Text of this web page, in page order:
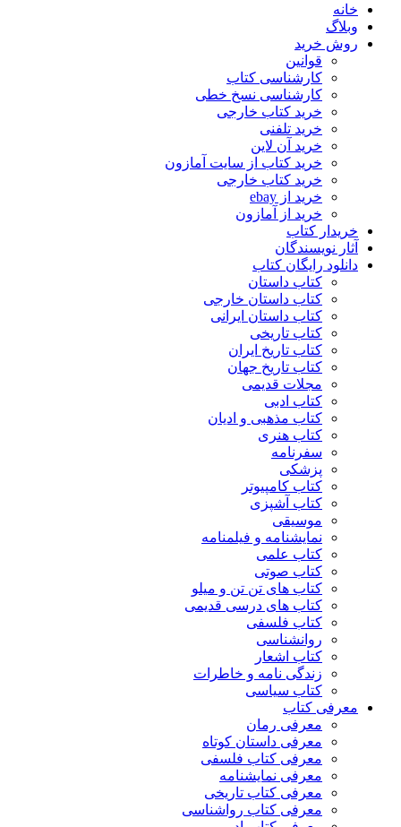
خانه
وبلاگ
روش خرید
قوانین
کارشناسی کتاب
کارشناسی نسخ خطی
خرید کتاب خارجی
خرید تلفنی
خرید آن لاین
خرید کتاب از سایت آمازون
خرید کتاب خارجی
خرید از ebay
خرید از آمازون
خریدار کتاب
آثار نویسندگان
دانلود رایگان کتاب
کتاب داستان
کتاب داستان خارجی
کتاب داستان ایرانی
کتاب تاریخی
کتاب تاریخ ایران
کتاب تاریخ جهان
مجلات قدیمی
کتاب ادبی
کتاب مذهبی و ادیان
کتاب هنری
سفرنامه
پزشکی
کتاب کامپیوتر
کتاب آشپزی
موسیقی
نمایشنامه و فیلمنامه
کتاب علمی
کتاب صوتی
کتاب های تن تن و میلو
کتاب های درسی قدیمی
کتاب فلسفی
روانشناسی
کتاب اشعار
زندگی نامه و خاطرات
کتاب سیاسی
معرفی کتاب
معرفی رمان
معرفی داستان کوتاه
معرفی کتاب فلسفی
معرفی نمایشنامه
معرفی کتاب تاریخی
معرفی کتاب رواشناسی